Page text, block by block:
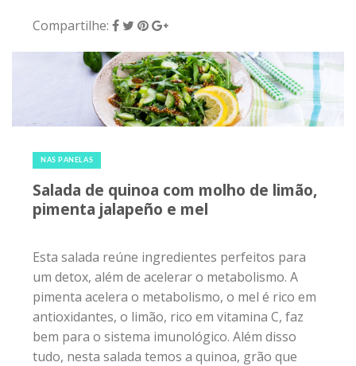
Compartilhe:
NAS PANELAS
Salada de quinoa com molho de limão,
pimenta jalapeño e mel
Esta salada reúne ingredientes perfeitos para
um detox, além de acelerar o metabolismo. A
pimenta acelera o metabolismo, o mel é rico em
antioxidantes, o limão, rico em vitamina C, faz
bem para o sistema imunológico. Além disso
tudo, nesta salada temos a quinoa, grão que